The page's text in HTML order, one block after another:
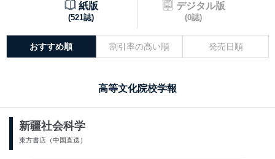
紙版
(521誌)
デジタル版
(0誌)
おすすめ順 割引率の高い順 発売日順
高等文化院校学報
新疆社会科学
東方書店（中国直送）